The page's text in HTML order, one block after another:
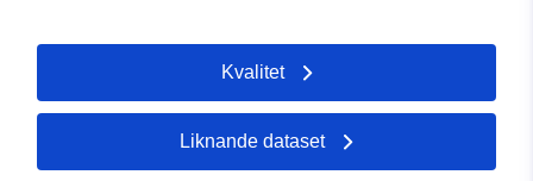
https://www.weil-im-
schoenbuch.de
Katalogregister: Läggs till i data.europa.eu:
Kvalitet
Liknande dataset